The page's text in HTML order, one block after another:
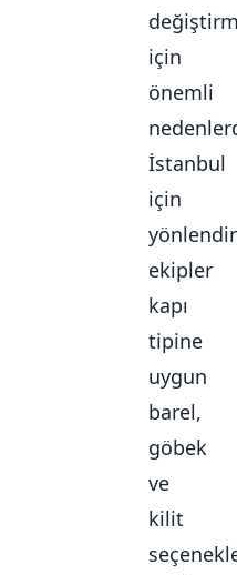
için
önemli
İstanbul
için
ekipler
kapı
tipine
uygun
barel,
göbek
ve
kilit